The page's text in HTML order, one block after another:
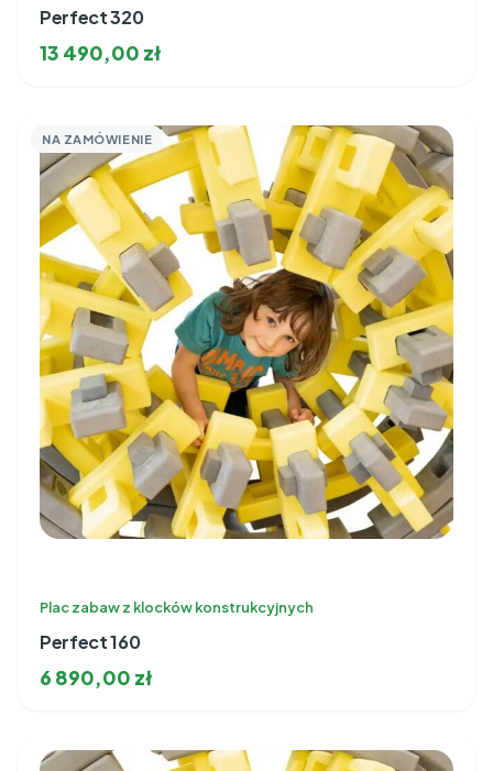
Perfect 320
13 490,00 zł
NA ZAMÓWIENIE
Plac zabaw z klocków konstrukcyjnych
Perfect 160
6 890,00 zł